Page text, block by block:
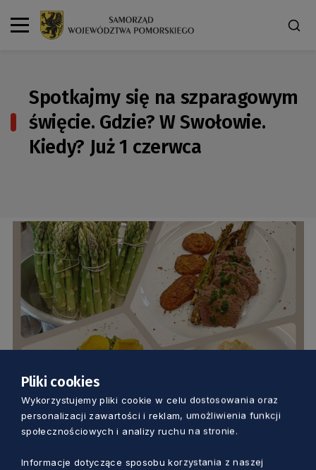
Spotkajmy się na szparagowym
święcie. Gdzie? W Swołowie.
Kiedy? Już 1 czerwca
KUCHNIA
Spotkajmy się na szparagowym święcie.
Pliki cookies
Wykorzystujemy pliki cookie w celu dostosowania oraz
personalizacji zawartości i reklam, umożliwienia funkcji
społecznościowych i analizy ruchu na stronie.
Informacje dotyczące sposobu korzystania z naszej